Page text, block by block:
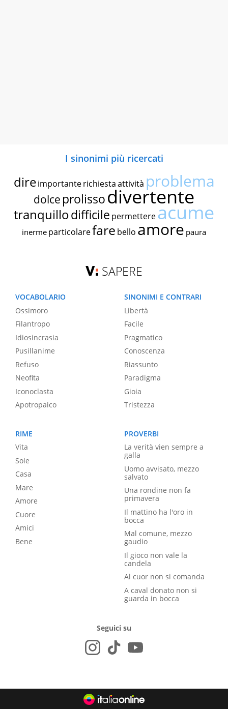
I sinonimi più ricercati
dire importante richiestaattività problema
dolce prolissodivertente
tranquillodifficile permettereacume
inerme particolarefare bello amore paura
SAPERE
VOCABOLARIO
Ossimoro
Filantropo
Idiosincrasia
Pusillanime
Refuso
Neofita
Iconoclasta
Apotropaico
SINONIMI E CONTRARI
Libertà
Facile
Pragmatico
Conoscenza
Riassunto
Paradigma
Gioia
Tristezza
RIME
Vita
Sole
Casa
Mare
Amore
Cuore
Amici
Bene
PROVERBI
La verità vien sempre a
galla
Uomo avvisato, mezzo
salvato
Una rondine non fa
primavera
Il mattino ha l'oro in
bocca
Mal comune, mezzo
gaudio
Il gioco non vale la
candela
Al cuor non si comanda
A caval donato non si
guarda in bocca
Seguici su